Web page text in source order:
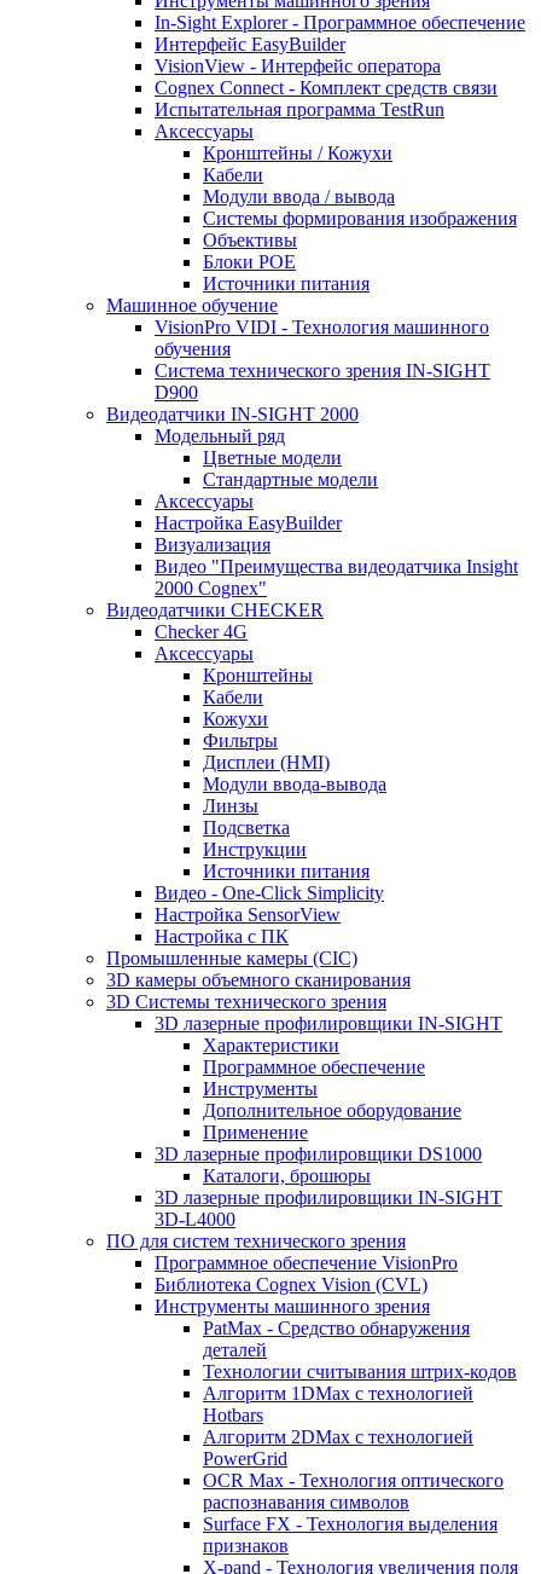
In-Sight Explorer - Программное обеспечение
Интерфейс EasyBuilder
VisionView - Интерфейс оператора
Cognex Connect - Комплект средств связи
Испытательная программа TestRun
Аксессуары
Кронштейны / Кожухи
Кабели
Модули ввода / вывода
Системы формирования изображения
Объективы
Блоки POE
Источники питания
Машинное обучение
VisionPro VIDI - Технология машинного
обучения
Cистема технического зрения IN-SIGHT
D900
Видеодатчики IN-SIGHT 2000
Модельный ряд
Цветные модели
Стандартные модели
Аксессуары
Настройка EasyBuilder
Визуализация
Видео "Преимущества видеодатчика Insight
2000 Cognex"
Видеодатчики CHECKER
Checker 4G
Аксессуары
Кронштейны
Кабели
Кожухи
Фильтры
Дисплеи (HMI)
Модули ввода-вывода
Линзы
Подсветка
Инструкции
Источники питания
Видео - One-Click Simplicity
Настройка SensorView
Настройка с ПК
Промышленные камеры (CIC)
3D камеры объемного сканирования
3D Системы технического зрения
3D лазерные профилировщики IN-SIGHT
Характеристики
Программное обеспечение
Инструменты
Дополнительное оборудование
Применение
3D лазерные профилировщики DS1000
Каталоги, брошюры
3D лазерные профилировщики IN-SIGHT
3D-L4000
ПО для систем технического зрения
Программное обеспечение VisionPro
Библиотека Cognex Vision (CVL)
Инструменты машинного зрения
PatMax - Средство обнаружения
деталей
Технологии считывания штрих-кодов
Алгоритм 1DMax с технологией
Hotbars
Алгоритм 2DMax с технологией
PowerGrid
OCR Max - Технология оптического
распознавания символов
Surface FX - Технология выделения
признаков
X-pand - Технология увеличения поля